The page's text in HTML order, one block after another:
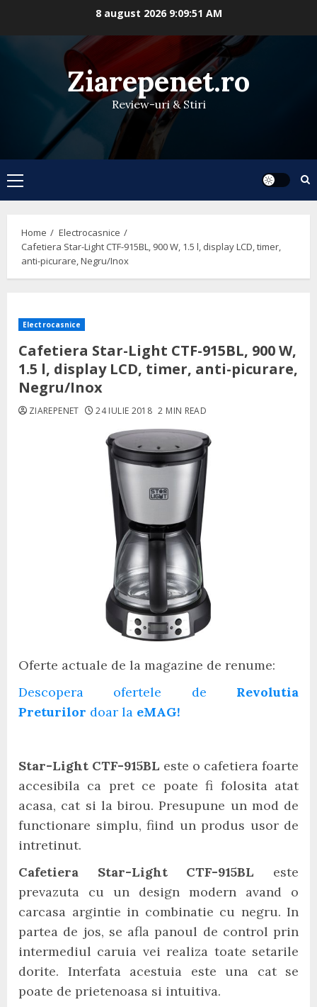
8 august 2026 9:09:51 AM
Ziarepenet.ro
Review-uri & Stiri
Primary
Menu
Home
Electrocasnice
Cafetiera Star-Light CTF-915BL, 900 W, 1.5 l, display LCD, timer,
anti-picurare, Negru/Inox
Electrocasnice
Cafetiera Star-Light CTF-915BL, 900 W,
1.5 l, display LCD, timer, anti-picurare,
Negru/Inox
ZIAREPENET 24 IULIE 2018 2 MIN READ
Oferte actuale de la magazine de renume:
Descopera ofertele de Revolutia
Preturilor doar la eMAG!
Star-Light CTF-915BL este o cafetiera foarte
accesibila ca pret ce poate fi folosita atat
acasa, cat si la birou. Presupune un mod de
functionare simplu, fiind un produs usor de
intretinut.
Cafetiera Star-Light CTF-915BL este
prevazuta cu un design modern avand o
carcasa argintie in combinatie cu negru. In
partea de jos, se afla panoul de control prin
intermediul caruia vei realiza toate setarile
dorite. Interfata acestuia este una cat se
poate de prietenoasa si intuitiva.